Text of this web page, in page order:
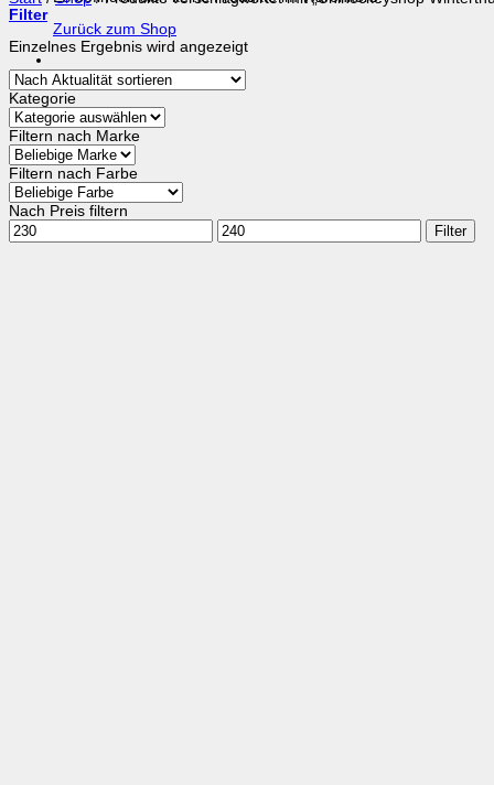
Zurück zum Shop
Filter
Einzelnes Ergebnis wird angezeigt
Kategorie
Filtern nach Marke
Filtern nach Farbe
Nach Preis filtern
Min.
Preis
Max.
Preis
Filter